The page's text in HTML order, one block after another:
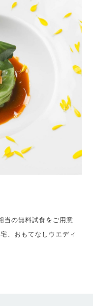
当の無料試食をご用意
、おもてなしウエディ